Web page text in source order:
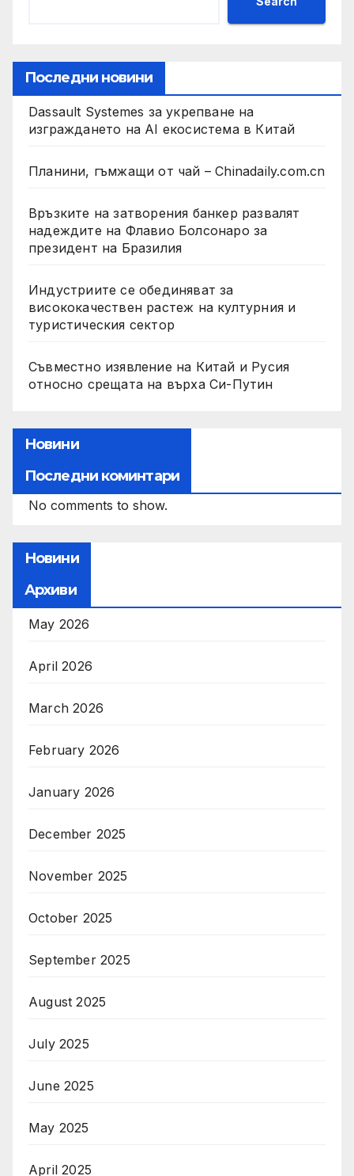
Последни новини
Dassault Systemes за укрепване на
изграждането на AI екосистема в Китай
Планини, гъмжащи от чай – Chinadaily.com.cn
Връзките на затворения банкер развалят
надеждите на Флавио Болсонаро за
президент на Бразилия
Индустриите се обединяват за
висококачествен растеж на културния и
туристическия сектор
Съвместно изявление на Китай и Русия
относно срещата на върха Си-Путин
Новини
Последни коминтари
No comments to show.
Новини
Архиви
May 2026
April 2026
March 2026
February 2026
January 2026
December 2025
November 2025
October 2025
September 2025
August 2025
July 2025
June 2025
May 2025
April 2025